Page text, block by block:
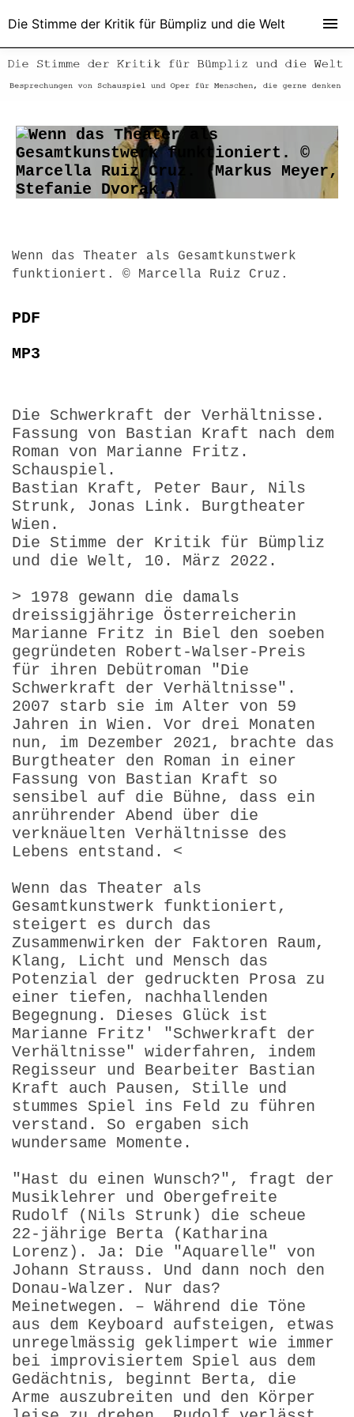
Wenn das Theater als Gesamtkunstwerk
funktioniert. © Marcella Ruiz Cruz.
PDF
MP3
Die Schwerkraft der Verhältnisse.
Fassung von Bastian Kraft nach dem
Roman von Marianne Fritz.
Schauspiel.
Bastian Kraft, Peter Baur, Nils
Strunk, Jonas Link. Burgtheater
Wien.
Die Stimme der Kritik für Bümpliz
und die Welt, 10. März 2022.
> 1978 gewann die damals
dreissigjährige Österreicherin
Marianne Fritz in Biel den soeben
gegründeten Robert-Walser-Preis
für ihren Debütroman "Die
Schwerkraft der Verhältnisse".
2007 starb sie im Alter von 59
Jahren in Wien. Vor drei Monaten
nun, im Dezember 2021, brachte das
Burgtheater den Roman in einer
Fassung von Bastian Kraft so
sensibel auf die Bühne, dass ein
anrührender Abend über die
verknäuelten Verhältnisse des
Lebens entstand. <
Wenn das Theater als
Gesamtkunstwerk funktioniert,
steigert es durch das
Zusammenwirken der Faktoren Raum,
Klang, Licht und Mensch das
Potenzial der gedruckten Prosa zu
einer tiefen, nachhallenden
Begegnung. Dieses Glück ist
Marianne Fritz' "Schwerkraft der
Verhältnisse" widerfahren, indem
Regisseur und Bearbeiter Bastian
Kraft auch Pausen, Stille und
stummes Spiel ins Feld zu führen
verstand. So ergaben sich
wundersame Momente.
"Hast du einen Wunsch?", fragt der
Musiklehrer und Obergefreite
Rudolf (Nils Strunk) die scheue
22-jährige Berta (Katharina
Lorenz). Ja: Die "Aquarelle" von
Johann Strauss. Und dann noch den
Donau-Walzer. Nur das?
Meinetwegen. – Während die Töne
aus dem Keyboard aufsteigen, etwas
unregelmässig geklimpert wie immer
bei improvisiertem Spiel aus dem
Gedächtnis, beginnt Berta, die
Arme auszubreiten und den Körper
Die Stimme der Kritik für Bümpliz und die Welt